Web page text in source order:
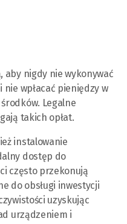
aby nigdy nie wykonywać
nie wpłacać pieniędzy w
Legalne
takich opłat.
instalowanie
dostęp do
często przekonują
do obsługi inwestycji
uzyskując
urządzeniem i